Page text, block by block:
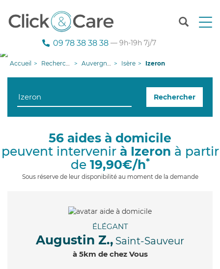
T
n
g
i
09 78 38 38 38 — 9h-19h 7j/7
Accueil Recherche aide à domicile Auvergne-Rhône-Alpes Isère Izeron
Rechercher
56 aides à domicile
peuvent intervenir à Izeron à partir
de 19,90€/h*
Sous réserve de leur disponibilité au moment de la demande
ÉLÉGANT
Augustin Z., Saint-Sauveur
à 5km de chez Vous